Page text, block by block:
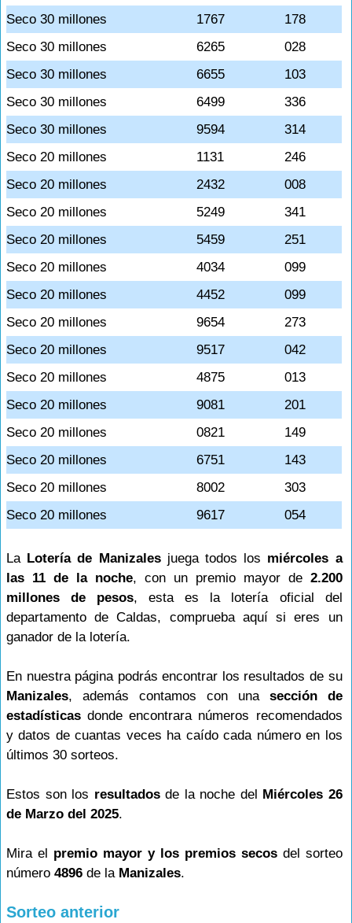
Seco 30 millones
1767
178
Seco 30 millones
6265
028
Seco 30 millones
6655
103
Seco 30 millones
6499
336
Seco 30 millones
9594
314
Seco 20 millones
1131
246
Seco 20 millones
2432
008
Seco 20 millones
5249
341
Seco 20 millones
5459
251
Seco 20 millones
4034
099
Seco 20 millones
4452
099
Seco 20 millones
9654
273
Seco 20 millones
9517
042
Seco 20 millones
4875
013
Seco 20 millones
9081
201
Seco 20 millones
0821
149
Seco 20 millones
6751
143
Seco 20 millones
8002
303
Seco 20 millones
9617 054
La Lotería de Manizalesjuega todos los miércoles a
las 11 de la noche, con un premio mayor de 2.200
millones de pesos, esta es la lotería oficial del
departamento de Caldas, comprueba aquí si eres un
ganador de la lotería.
En nuestra página podrás encontrar los resultados de su
Manizales, además contamos con una sección de
estadísticas donde encontrara números recomendados
y datos de cuantas veces ha caído cada número en los
últimos 30 sorteos.
Estos son los resultadosde la noche del Miércoles 26
de Marzo del 2025.
Mira el premio mayor y los premios secosdel sorteo
número 4896 de la Manizales.
Sorteo anterior